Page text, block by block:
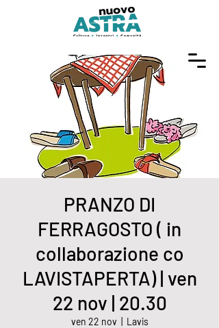
PRANZO DI
FERRAGOSTO ( in
collaborazione co
LAVISTAPERTA) | ven
22 nov | 20.30
ven 22 nov Lavis